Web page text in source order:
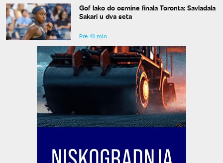
Gof lako do osmine finala Toronta: Savladala
Sakari u dva seta
Pre 41 min